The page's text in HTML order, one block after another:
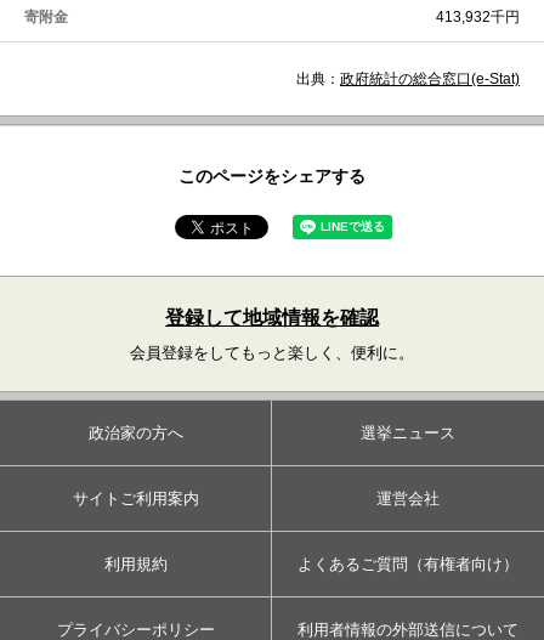
寄附金 413,932千円
出典： 政府統計の総合窓口(e-Stat)
このページをシェアする
登録して地域情報を確認
会員登録をしてもっと楽しく、便利に。
政治家の方へ 選挙ニュース
サイトご利用案内 運営会社
利用規約 よくあるご質問（有権者向け）
プライバシーポリシー 利用者情報の外部送信について